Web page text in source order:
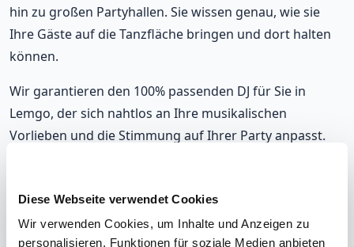
Diese Webseite verwendet Cookies
Wir verwenden Cookies, um Inhalte und Anzeigen zu
personalisieren, Funktionen für soziale Medien anbieten
hin zu großen Partyhallen. Sie wissen genau, wie sie
Ihre Gäste auf die Tanzfläche bringen und dort halten
können.
Wir garantieren den 100% passenden DJ für Sie in
Lemgo, der sich nahtlos an Ihre musikalischen
Vorlieben und die Stimmung auf Ihrer Party anpasst.
mit einer durchschnittlichen Bewertung von 9,2. Und im